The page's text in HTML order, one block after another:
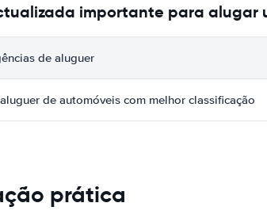
importante para alugar
de aluguer
de automóveis com melhor classificação
prática